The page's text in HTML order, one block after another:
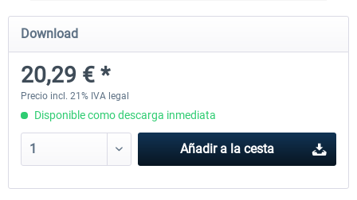
Aerosoft Mega Airport Brussels
25,37 € *
Aerosoft Airport Cologne/
Download
20,29 € *
Precio incl. 21% IVA legal
Disponible como descarga inmediata
Añadir a la cesta